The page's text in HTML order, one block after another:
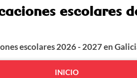
escolares
escolares2026 - 2027en
INICIO